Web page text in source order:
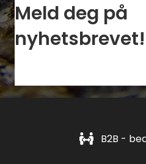
Meld deg på
nyhetsbrevet!
B2B -